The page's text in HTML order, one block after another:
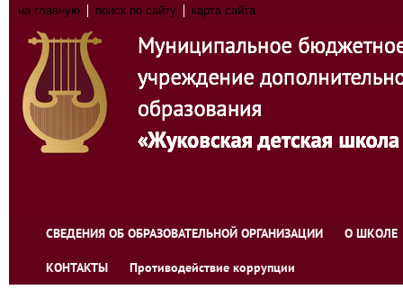
на главную поиск по сайту карта сайта
СВЕДЕНИЯ ОБ ОБРАЗОВАТЕЛЬНОЙ ОРГАНИЗАЦИИ О ШКОЛЕ
КОНТАКТЫ Противодействие коррупции